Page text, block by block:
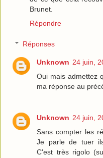
Brunet.
Répondre
Réponses
Unknown 24 juin,
Oui mais admettez
ma réponse au
Unknown 24 juin,
Sans compter les
Je parle de tuer
C'est très rigolo